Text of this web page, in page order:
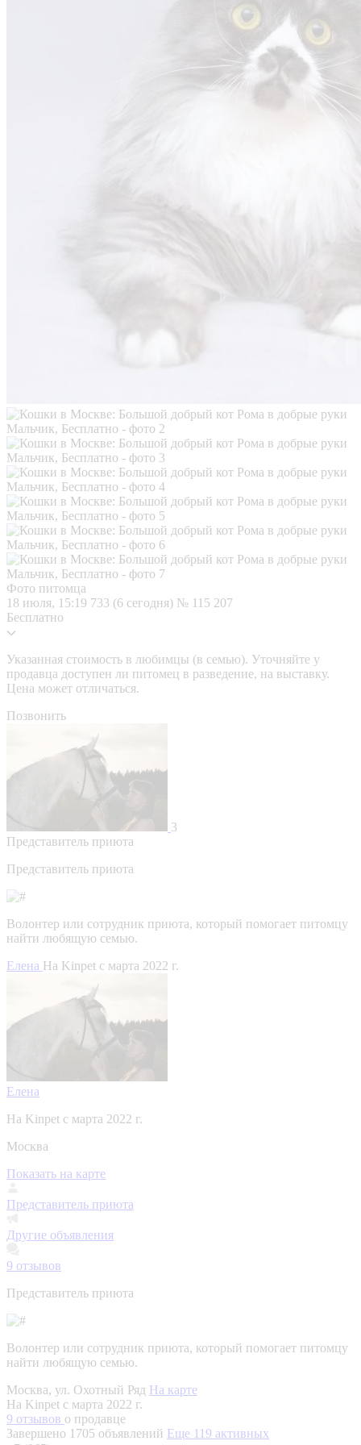
Фото питомца
18 июля, 15:19 733 (6 сегодня) № 115 207
Бесплатно
Указанная стоимость в любимцы (в семью). Уточняйте у
продавца доступен ли питомец в разведение, на выставку.
Цена может отличаться.
Позвонить
3
Представитель приюта
Представитель приюта
Волонтер или сотрудник приюта, который помогает питомцу
найти любящую семью.
Елена На Kinpet c марта 2022 г.
Елена
На Kinpet c марта 2022 г.
Москва
Показать на карте
Представитель приюта
Другие объявления
9 отзывов
Представитель приюта
Волонтер или сотрудник приюта, который помогает питомцу
найти любящую семью.
Москва, ул. Охотный Ряд На карте
На Kinpet c марта 2022 г.
9 отзывов о продавце
Завершено 1705 объявлений Еще 119 активных